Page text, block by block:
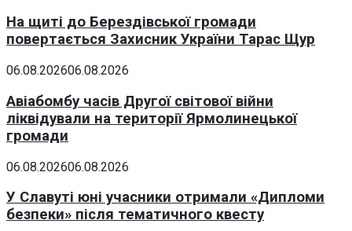
На щиті до Берездівської громади
повертається Захисник України Тарас Щур
06.08.202606.08.2026
Авіабомбу часів Другої світової війни
ліквідували на території Ярмолинецької
громади
06.08.202606.08.2026
У Славуті юні учасники отримали «Дипломи
безпеки» після тематичного квесту